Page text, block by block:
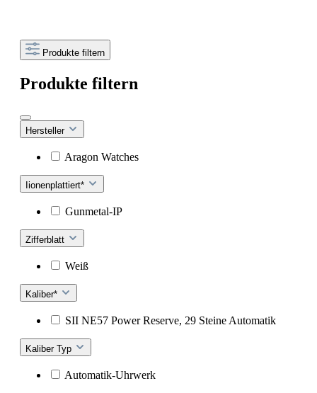
Produkte filtern
Produkte filtern
Hersteller
Aragon Watches
Iionenplattiert*
Gunmetal-IP
Zifferblatt
Weiß
Kaliber*
SII NE57 Power Reserve, 29 Steine Automatik
Kaliber Typ
Automatik-Uhrwerk